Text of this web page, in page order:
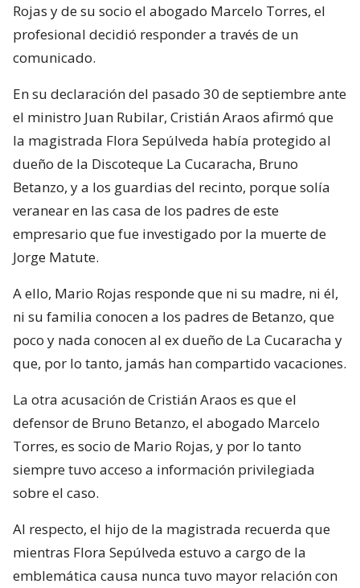
Rojas y de su socio el abogado Marcelo Torres, el
profesional decidió responder a través de un
comunicado.
En su declaración del pasado 30 de septiembre ante
el ministro Juan Rubilar, Cristián Araos afirmó que
la magistrada Flora Sepúlveda había protegido al
dueño de la Discoteque La Cucaracha, Bruno
Betanzo, y a los guardias del recinto, porque solía
veranear en las casa de los padres de este
empresario que fue investigado por la muerte de
Jorge Matute.
A ello, Mario Rojas responde que ni su madre, ni él,
ni su familia conocen a los padres de Betanzo, que
poco y nada conocen al ex dueño de La Cucaracha y
que, por lo tanto, jamás han compartido vacaciones.
La otra acusación de Cristián Araos es que el
defensor de Bruno Betanzo, el abogado Marcelo
Torres, es socio de Mario Rojas, y por lo tanto
siempre tuvo acceso a información privilegiada
sobre el caso.
Al respecto, el hijo de la magistrada recuerda que
mientras Flora Sepúlveda estuvo a cargo de la
emblemática causa nunca tuvo mayor relación con